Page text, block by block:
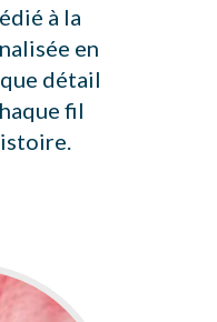
à la
en
détail
fil